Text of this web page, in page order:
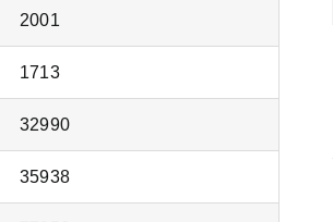
2001
1713
32990
35938